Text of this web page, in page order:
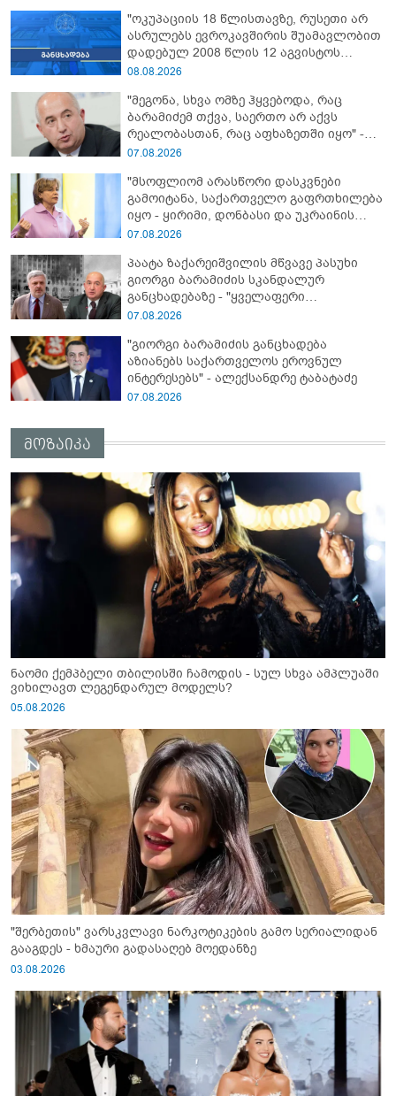
"ოკუპაციის 18 წლისთავზე, რუსეთი არ
ასრულებს ევროკავშირის შუამავლობით
დადებულ 2008 წლის 12 აგვისტოს
ცეცხლის შეწყვეტის შეთანხმებას - მეტიც,
კონტროლს ოკუპირებულ რეგიონებში"
08.08.2026
"მეგონა, სხვა ომზე ჰყვებოდა, რაც
ბარამიძემ თქვა, საერთო არ აქვს
რეალობასთან, რაც აფხაზეთში იყო" -
პაატა ზაქარეიშვილის შეფასება
07.08.2026
"მსოფლიომ არასწორი დასკვნები
გამოიტანა, საქართველო გაფრთხილება
იყო - ყირიმი, დონბასი და უკრაინის
წინააღმდეგ სრულმასშტაბიანი ომი
მოყვა" - რასა იუკნევიჩიენე
07.08.2026
პაატა ზაქარეიშვილის მწვავე პასუხი
გიორგი ბარამიძის სკანდალურ
განცხადებაზე - "ყველაფერი
დეტალურად ვიცი... კამანში მოკლული
ბარამიძე კი ტყუის"
07.08.2026
"გიორგი ბარამიძის განცხადება
აზიანებს საქართველოს ეროვნულ
ინტერესებს" - ალექსანდრე ტაბატაძე
07.08.2026
მოზაიკა
ნაომი ქემპბელი თბილისში ჩამოდის - სულ სხვა ამპლუაში
ვიხილავთ ლეგენდარულ მოდელს?
05.08.2026
"შერბეთის" ვარსკვლავი ნარკოტიკების გამო სერიალიდან
გააგდეს - ხმაური გადასაღებ მოედანზე
03.08.2026